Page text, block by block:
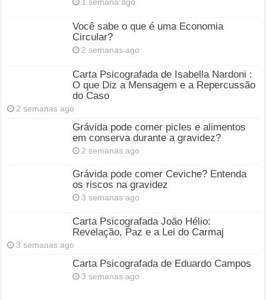
1 semana ago
Você sabe o que é uma Economia
Circular?
2 semanas ago
Carta Psicografada de Isabella Nardoni :
O que Diz a Mensagem e a Repercussão
do Caso
2 semanas ago
Grávida pode comer picles e alimentos
em conserva durante a gravidez?
2 semanas ago
Grávida pode comer Ceviche? Entenda
os riscos na gravidez
3 semanas ago
Carta Psicografada João Hélio:
Revelação, Paz e a Lei do Carmaj
3 semanas ago
Carta Psicografada de Eduardo Campos
3 semanas ago